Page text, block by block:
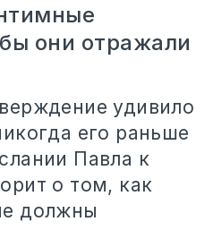
они отражали
удивило
его раньше
Павла к
о том, как
должны